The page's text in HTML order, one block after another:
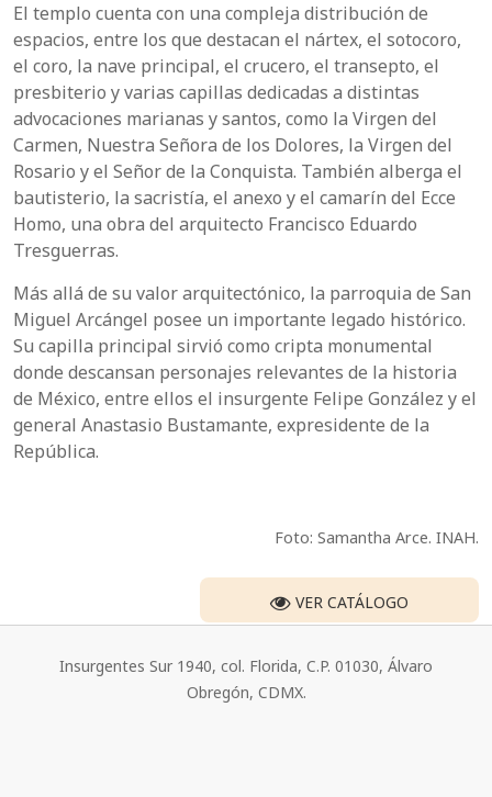
El templo cuenta con una compleja distribución de
espacios, entre los que destacan el nártex, el sotocoro,
el coro, la nave principal, el crucero, el transepto, el
presbiterio y varias capillas dedicadas a distintas
advocaciones marianas y santos, como la Virgen del
Carmen, Nuestra Señora de los Dolores, la Virgen del
Rosario y el Señor de la Conquista. También alberga el
bautisterio, la sacristía, el anexo y el camarín del Ecce
Homo, una obra del arquitecto Francisco Eduardo
Tresguerras.
Más allá de su valor arquitectónico, la parroquia de San
Miguel Arcángel posee un importante legado histórico.
Su capilla principal sirvió como cripta monumental
donde descansan personajes relevantes de la historia
de México, entre ellos el insurgente Felipe González y el
general Anastasio Bustamante, expresidente de la
República.
Foto: Samantha Arce. INAH.
VER CATÁLOGO
Insurgentes Sur 1940, col. Florida, C.P. 01030, Álvaro
Obregón, CDMX.